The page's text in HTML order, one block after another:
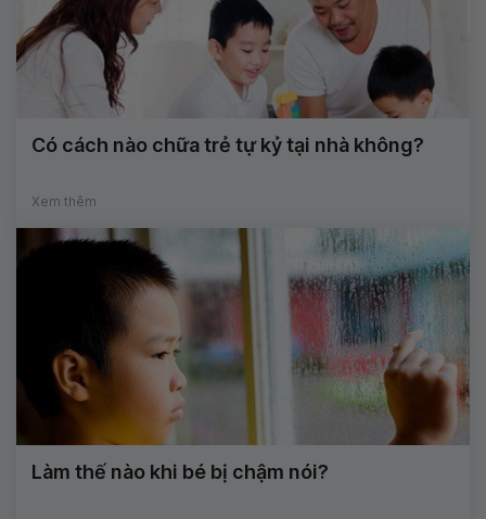
Có cách nào chữa trẻ tự kỷ tại nhà không?
Xem thêm
Làm thế nào khi bé bị chậm nói?